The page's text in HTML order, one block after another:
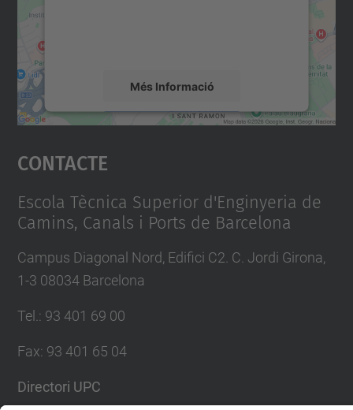
Més Informació
Accepta
powered by
Contacte
Escola Tècnica Superior d'Enginyeria de
Camins, Canals i Ports de Barcelona
Campus Diagonal Nord, Edifici C2. C. Jordi Girona,
1-3 08034 Barcelona
Tel.: 93 401 69 00
Fax: 93 401 65 04
Directori UPC